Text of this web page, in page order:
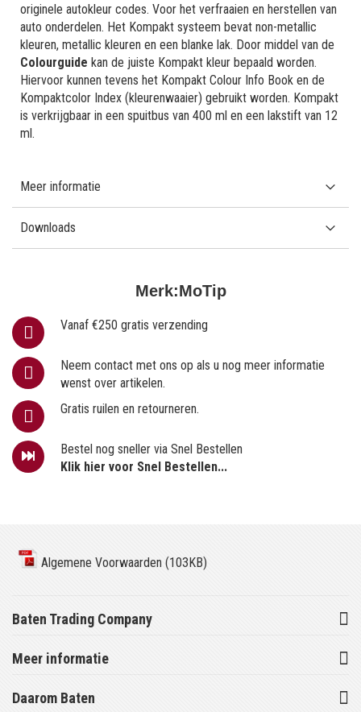
Merk:MoTip
Vanaf €250 gratis verzending
Neem contact met ons op als u nog meer informatie
wenst over artikelen.
Gratis ruilen en retourneren.
Bestel nog sneller via Snel Bestellen
Klik hier voor Snel Bestellen...
originele autokleur codes. Voor het verfraaien en herstellen van
auto onderdelen. Het Kompakt systeem bevat non-metallic
kleuren, metallic kleuren en een blanke lak. Door middel van de
Colourguide kan de juiste Kompakt kleur bepaald worden.
Hiervoor kunnen tevens het Kompakt Colour Info Book en de
Kompaktcolor Index (kleurenwaaier) gebruikt worden. Kompakt
is verkrijgbaar in een spuitbus van 400 ml en een lakstift van 12
ml.
Meer informatie
Downloads
Algemene Voorwaarden (103KB)
Baten Trading Company
Meer informatie
Daarom Baten